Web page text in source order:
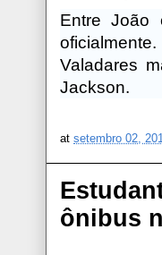
Entre João
Valadares
Jackson.
at setembro 02,
ônibus